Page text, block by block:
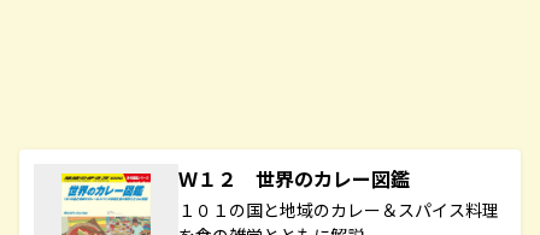
Ｗ１２ 世界のカレー図鑑
１０１の国と地域のカレー＆スパイス料理